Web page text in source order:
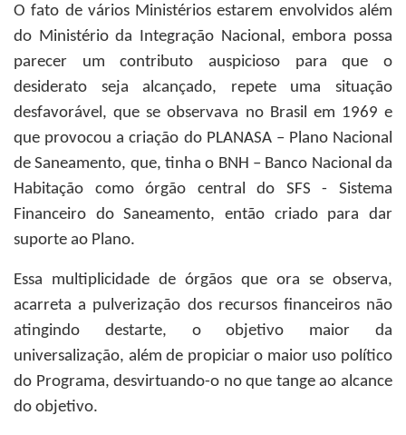
O fato de vários Ministérios estarem envolvidos além
do Ministério da Integração Nacional, embora possa
parecer um contributo auspicioso para que o
desiderato seja alcançado, repete uma situação
desfavorável, que se observava no Brasil em 1969 e
que provocou a criação do PLANASA – Plano Nacional
de Saneamento, que, tinha o BNH – Banco Nacional da
Habitação como órgão central do SFS - Sistema
Financeiro do Saneamento, então criado para dar
suporte ao Plano.
Essa multiplicidade de órgãos que ora se observa,
acarreta a pulverização dos recursos financeiros não
atingindo destarte, o objetivo maior da
universalização, além de propiciar o maior uso político
do Programa, desvirtuando-o no que tange ao alcance
do objetivo.